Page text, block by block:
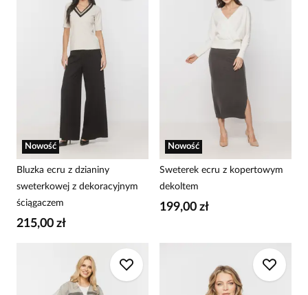
Nowość
Bluzka ecru z dzianiny
sweterkowej z dekoracyjnym
ściągaczem
215,00 zł
Nowość
Sweterek ecru z kopertowym
dekoltem
199,00 zł